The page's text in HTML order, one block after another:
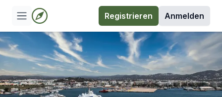
Registrieren Anmelden